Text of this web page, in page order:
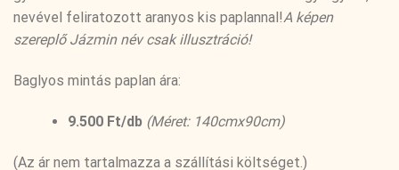
nevével feliratozott aranyos kis paplannal!A képen
szereplő Jázmin név csak illusztráció!
Baglyos mintás paplan ára:
9.500 Ft/db (Méret: 140cmx90cm)
(Az ár nem tartalmazza a szállítási költséget.)